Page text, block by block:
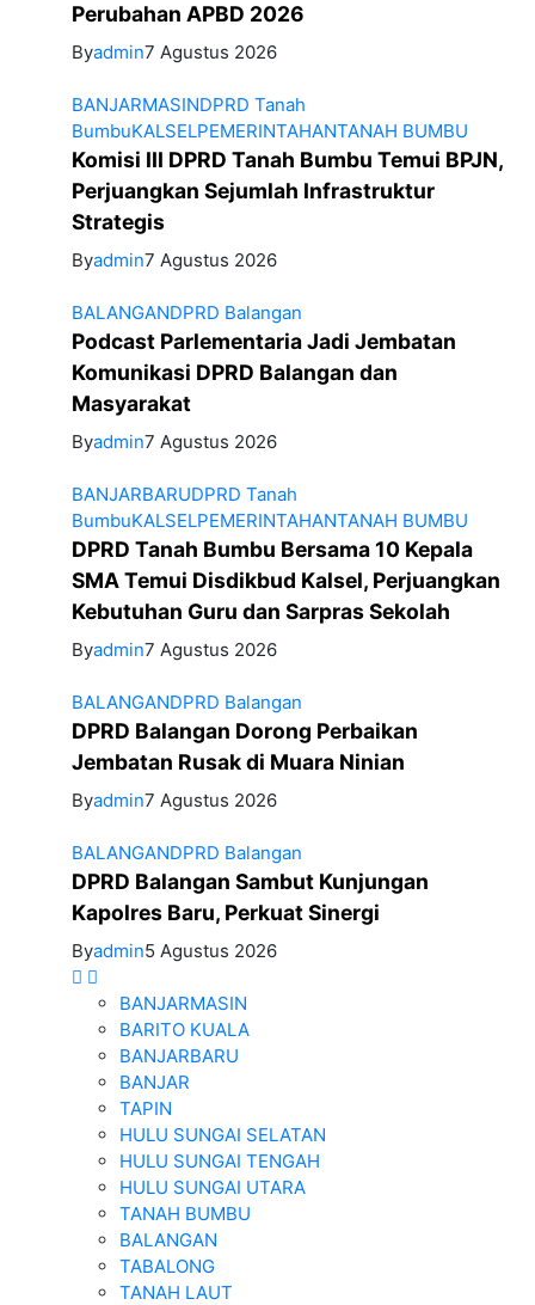
Perubahan APBD 2026
Byadmin7 Agustus 2026
BANJARMASINDPRD Tanah
BumbuKALSELPEMERINTAHANTANAH BUMBU
Komisi III DPRD Tanah Bumbu Temui BPJN,
Perjuangkan Sejumlah Infrastruktur
Strategis
Byadmin7 Agustus 2026
BALANGANDPRD Balangan
Podcast Parlementaria Jadi Jembatan
Komunikasi DPRD Balangan dan
Masyarakat
Byadmin7 Agustus 2026
BANJARBARUDPRD Tanah
BumbuKALSELPEMERINTAHANTANAH BUMBU
DPRD Tanah Bumbu Bersama 10 Kepala
SMA Temui Disdikbud Kalsel, Perjuangkan
Kebutuhan Guru dan Sarpras Sekolah
Byadmin7 Agustus 2026
BALANGANDPRD Balangan
DPRD Balangan Dorong Perbaikan
Jembatan Rusak di Muara Ninian
Byadmin7 Agustus 2026
BALANGANDPRD Balangan
DPRD Balangan Sambut Kunjungan
Kapolres Baru, Perkuat Sinergi
Byadmin5 Agustus 2026
BANJARMASIN
BARITO KUALA
BANJARBARU
BANJAR
TAPIN
HULU SUNGAI SELATAN
HULU SUNGAI TENGAH
HULU SUNGAI UTARA
TANAH BUMBU
BALANGAN
TABALONG
TANAH LAUT